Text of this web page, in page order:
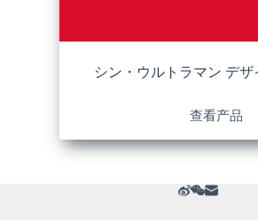
シン・ウルトラマン デザ
查看产品